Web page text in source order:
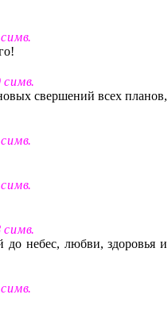
с и м в.
с и м в.
свершений всех планов,
с и м в.
с и м в.
с и м в.
до небес, любви, здоровья и
с и м в.